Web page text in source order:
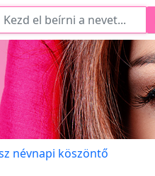
névnapi köszöntő